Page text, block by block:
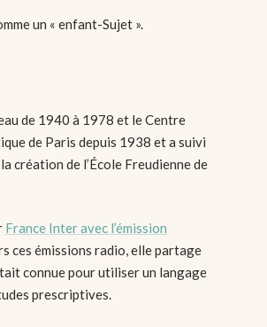
un « enfant-Sujet ».
de 1940 à 1978 et le Centre
de Paris depuis 1938 et a suivi
création de l’École Freudienne de
France Inter avec l’émission
ces émissions radio, elle partage
connue pour utiliser un langage
prescriptives.